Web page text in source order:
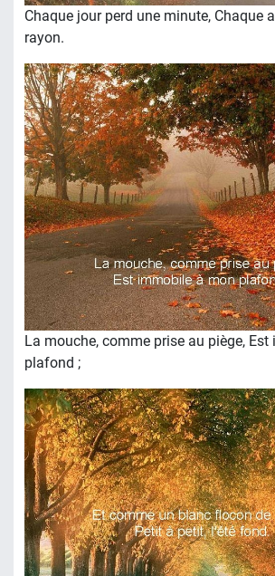
Chaque jour perd une minute, Chaque
rayon.
La mouche, comme prise au piège,
plafond ;